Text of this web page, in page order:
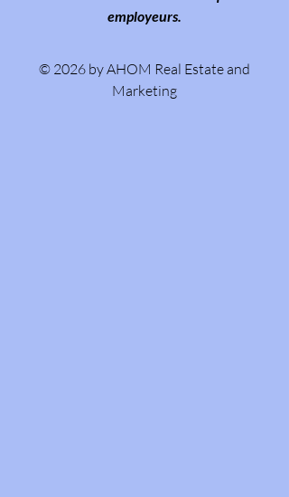
employeurs.
© 2026 by AHOM Real Estate and
Marketing